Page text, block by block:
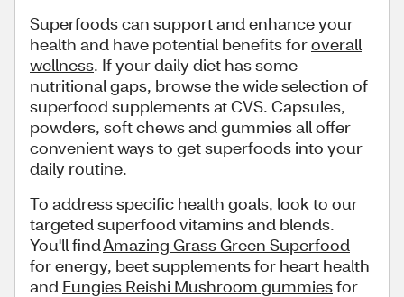
Superfoods can support and enhance your
health and have potential benefits foroverall
wellness. If your daily diet has some
nutritional gaps, browse the wide selection of
superfood supplements at CVS. Capsules,
powders, soft chews and gummies all offer
convenient ways to get superfoods into your
daily routine.
To address specific health goals, look to our
targeted superfood vitamins and blends.
You'll findAmazing Grass Green Superfood
for energy, beet supplements for heart health
and Fungies Reishi Mushroom gummiesfor